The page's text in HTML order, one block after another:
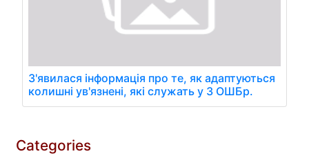
З'явилася інформація про те, як адаптуються
колишні ув'язнені, які служать у 3 ОШБр.
Categories